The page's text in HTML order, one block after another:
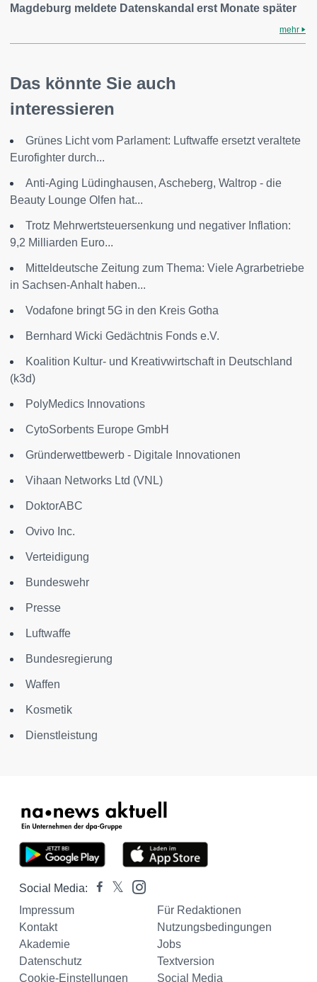
Magdeburg meldete Datenskandal erst Monate später
mehr
Das könnte Sie auch
interessieren
Grünes Licht vom Parlament: Luftwaffe ersetzt veraltete
Eurofighter durch...
Anti-Aging Lüdinghausen, Ascheberg, Waltrop - die
Beauty Lounge Olfen hat...
Trotz Mehrwertsteuersenkung und negativer Inflation:
9,2 Milliarden Euro...
Mitteldeutsche Zeitung zum Thema: Viele Agrarbetriebe
in Sachsen-Anhalt haben...
Vodafone bringt 5G in den Kreis Gotha
Bernhard Wicki Gedächtnis Fonds e.V.
Koalition Kultur- und Kreativwirtschaft in Deutschland
(k3d)
PolyMedics Innovations
CytoSorbents Europe GmbH
Gründerwettbewerb - Digitale Innovationen
Vihaan Networks Ltd (VNL)
DoktorABC
Ovivo Inc.
Verteidigung
Bundeswehr
Presse
Luftwaffe
Bundesregierung
Waffen
Kosmetik
Dienstleistung
Social Media:
Impressum
Für Redaktionen
Kontakt
Nutzungsbedingungen
Akademie
Jobs
Datenschutz
Textversion
Cookie-Einstellungen
Social Media